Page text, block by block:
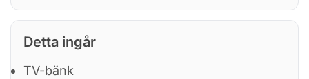
Detta ingår
TV-bänk